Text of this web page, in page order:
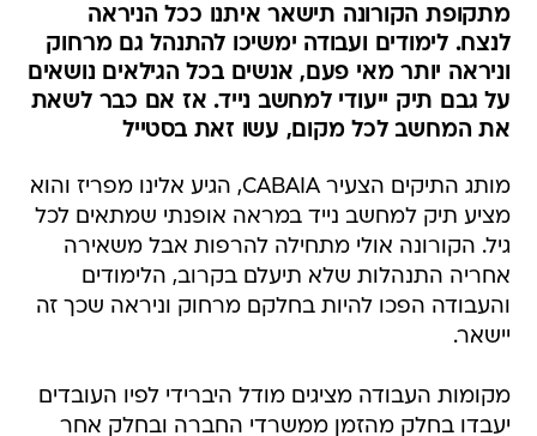
מתקופת הקורונה תישאר איתנו ככל הניראה
לנצח. לימודים ועבודה ימשיכו להתנהל גם מרחוק
וניראה יותר מאי פעם, אנשים בכל הגילאים נושאים
על גבם תיק ייעודי למחשב נייד. אז אם כבר לשאת
את המחשב לכל מקום, עשו זאת בסטייל
מותג התיקים הצעיר CABAIA, הגיע אלינו מפריז והוא
מציע תיק למחשב נייד במראה אופנתי שמתאים לכל
גיל. הקורונה אולי מתחילה להרפות אבל משאירה
אחריה התנהלות שלא תיעלם בקרוב, הלימודים
והעבודה הפכו להיות בחלקם מרחוק וניראה שכך זה
יישאר.
מקומות העבודה מציגים מודל היברידי לפיו העובדים
יעבדו בחלק מהזמן ממשרדי החברה ובחלק אחר